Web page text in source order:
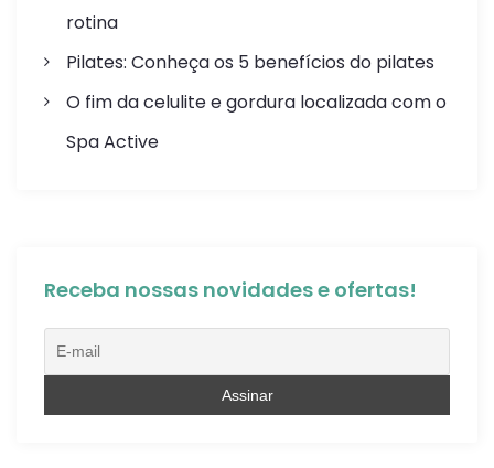
rotina
Pilates: Conheça os 5 benefícios do pilates
O fim da celulite e gordura localizada com o
Spa Active
Receba nossas novidades e ofertas!